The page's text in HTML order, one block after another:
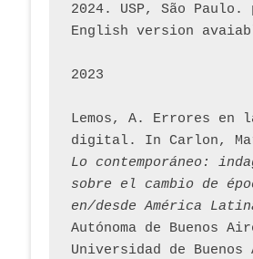
2024. USP, São
English version
2023
Lemos, A. Errores en
Lo contemporáneo:
sobre el cambio de
en/desde América
Autónoma de Buenos
Universidad de Buenos